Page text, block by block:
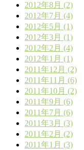
2012年8月 (2)
2012年7月 (4)
2012年5月 (1)
2012年3月 (1)
2012年2月 (4)
2012年1月 (1)
2011年12月 (2)
2011年11月 (6)
2011年10月 (2)
2011年9月 (6)
2011年7月 (6)
2011年3月 (3)
2011年2月 (2)
2011年1月 (3)